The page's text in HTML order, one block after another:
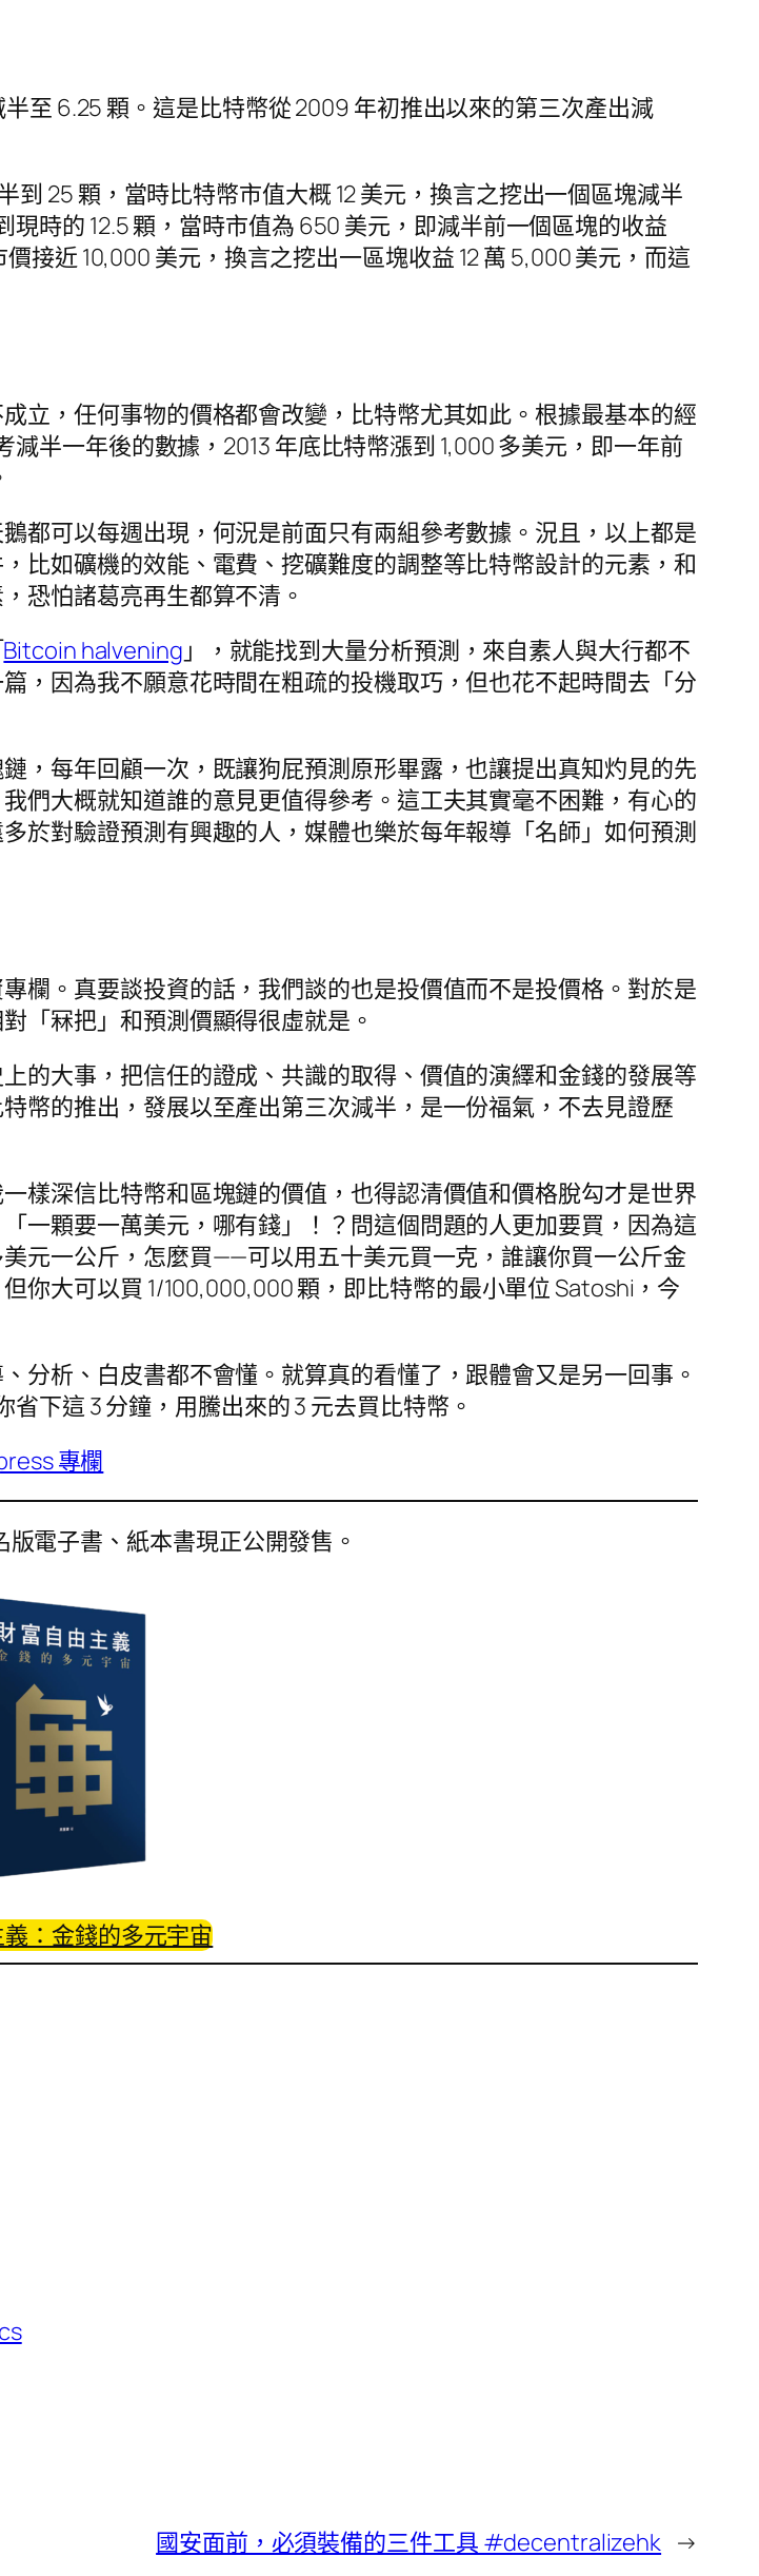
至 6.25 顆。這是比特幣從 2009 年初推出以來的第三次產出減
到 25 顆，當時比特幣市值大概 12 美元，換言之挖出一個區塊減半
時的 12.5 顆，當時市值為 650 美元，即減半前一個區塊的收益
接近 10,000 美元，換言之挖出一區塊收益 12 萬 5,000 美元，而這
立，任何事物的價格都會改變，比特幣尤其如此。根據最基本的經
半一年後的數據，2013 年底比特幣漲到 1,000 多美元，即一年前
都可以每週出現，何況是前面只有兩組參考數據。況且，以上都是
比如礦機的效能、電費、挖礦難度的調整等比特幣設計的元素，和
恐怕諸葛亮再生都算不清。
Bitcoin halvening 」，就能找到大量分析預測，來自素人與大行都不
，因為我不願意花時間在粗疏的投機取巧，但也花不起時間去「分
，每年回顧一次，既讓狗屁預測原形畢露，也讓提出真知灼見的先
們大概就知道誰的意見更值得參考。這工夫其實毫不困難，有心的
於對驗證預測有興趣的人，媒體也樂於每年報導「名師」如何預測
欄。真要談投資的話，我們談的也是投價值而不是投價格。對於是
「冧把」和預測價顯得很虛就是。
的大事，把信任的證成、共識的取得、價值的演繹和金錢的發展等
幣的推出，發展以至產出第三次減半，是一份福氣，不去見證歷
樣深信比特幣和區塊鏈的價值，也得認清價值和價格脫勾才是世界
一顆要一萬美元，哪有錢」！？問這個問題的人更加要買，因為這
元一公斤，怎麼買——可以用五十美元買一克，誰讓你買一公斤金
你大可以買 1/100,000,000 顆，即比特幣的最小單位 Satoshi，今
分析、白皮書都不會懂。就算真的看懂了，跟體會又是另一回事。
下這 3 分鐘，用騰出來的 3 元去買比特幣。
專欄
電子書、紙本書現正公開發售。
：金錢的多元宇宙
國安面前，必須裝備的三件工具 #decentralizehk →